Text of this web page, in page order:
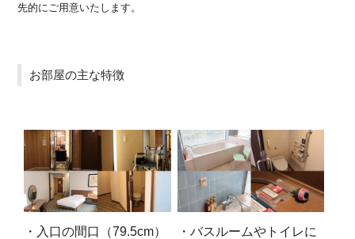
先的にご用意いたします。
お部屋の主な特徴
・入口の間口（79.5cm）
・バスルームやトイレに